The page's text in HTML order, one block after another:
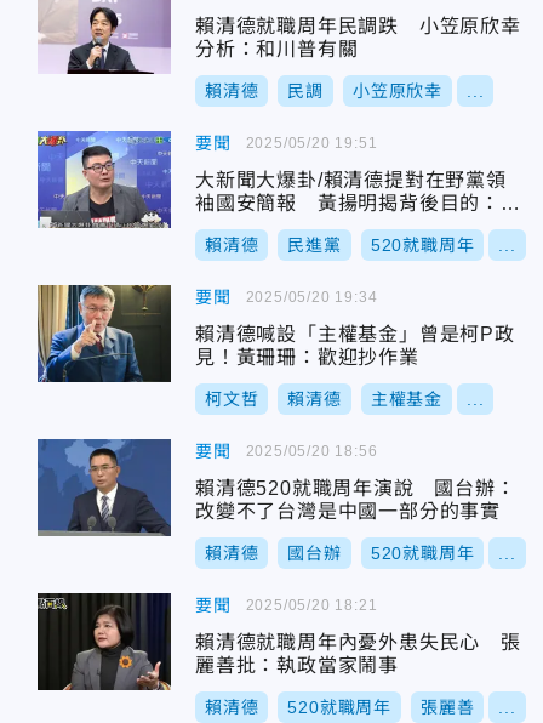
賴清德就職周年民調跌 小笠原欣幸
分析：和川普有關
賴清德 民調 小笠原欣幸
要聞
大新聞大爆卦/賴清德提對在野黨領
袖國安簡報 黃揚明揭背後目的：就
是要錢
賴清德 民進黨 520就職周年
2025/05/20 19:51
要聞
賴清德喊設「主權基金」曾是柯P政
見！黃珊珊：歡迎抄作業
柯文哲 賴清德 主權基金
2025/05/20 19:34
要聞
賴清德520就職周年演說 國台辦：
改變不了台灣是中國一部分的事實
賴清德 國台辦 520就職周年
2025/05/20 18:56
要聞
賴清德就職周年內憂外患失民心 張
麗善批：執政當家鬧事
賴清德 520就職周年 張麗善
2025/05/20 18:21